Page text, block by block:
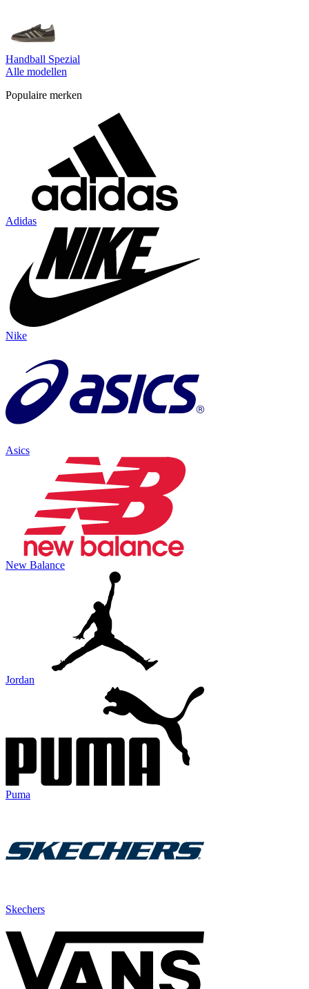
Handball Spezial
Alle modellen
Populaire merken
Adidas
Nike
Asics
New Balance
Jordan
Puma
Skechers